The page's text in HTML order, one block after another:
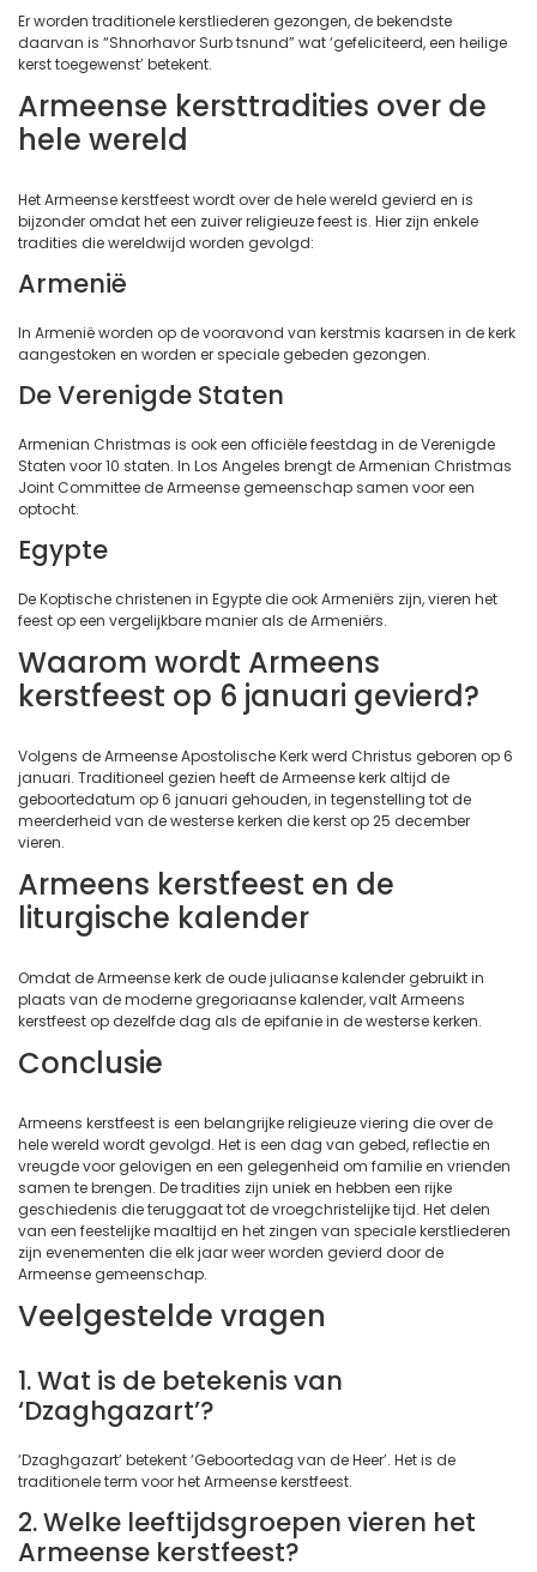
Er worden traditionele kerstliederen gezongen, de bekendste
daarvan is “Shnorhavor Surb tsnund” wat ‘gefeliciteerd, een heilige
kerst toegewenst’ betekent.
Armeense kersttradities over de
hele wereld
Het Armeense kerstfeest wordt over de hele wereld gevierd en is
bijzonder omdat het een zuiver religieuze feest is. Hier zijn enkele
tradities die wereldwijd worden gevolgd:
Armenië
In Armenië worden op de vooravond van kerstmis kaarsen in de kerk
aangestoken en worden er speciale gebeden gezongen.
De Verenigde Staten
Armenian Christmas is ook een officiële feestdag in de Verenigde
Staten voor 10 staten. In Los Angeles brengt de Armenian Christmas
Joint Committee de Armeense gemeenschap samen voor een
optocht.
Egypte
De Koptische christenen in Egypte die ook Armeniërs zijn, vieren het
feest op een vergelijkbare manier als de Armeniërs.
Waarom wordt Armeens
kerstfeest op 6 januari gevierd?
Volgens de Armeense Apostolische Kerk werd Christus geboren op 6
januari. Traditioneel gezien heeft de Armeense kerk altijd de
geboortedatum op 6 januari gehouden, in tegenstelling tot de
meerderheid van de westerse kerken die kerst op 25 december
vieren.
Armeens kerstfeest en de
liturgische kalender
Omdat de Armeense kerk de oude juliaanse kalender gebruikt in
plaats van de moderne gregoriaanse kalender, valt Armeens
kerstfeest op dezelfde dag als de epifanie in de westerse kerken.
Conclusie
Armeens kerstfeest is een belangrijke religieuze viering die over de
hele wereld wordt gevolgd. Het is een dag van gebed, reflectie en
vreugde voor gelovigen en een gelegenheid om familie en vrienden
samen te brengen. De tradities zijn uniek en hebben een rijke
geschiedenis die teruggaat tot de vroegchristelijke tijd. Het delen
van een feestelijke maaltijd en het zingen van speciale kerstliederen
zijn evenementen die elk jaar weer worden gevierd door de
Armeense gemeenschap.
Veelgestelde vragen
1. Wat is de betekenis van
‘Dzaghgazart’?
‘Dzaghgazart’ betekent ‘Geboortedag van de Heer’. Het is de
traditionele term voor het Armeense kerstfeest.
2. Welke leeftijdsgroepen vieren het
Armeense kerstfeest?